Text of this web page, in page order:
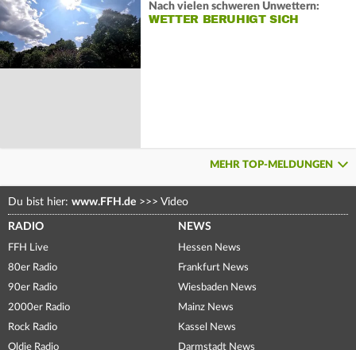
Nach vielen schweren Unwettern:
WETTER BERUHIGT SICH
MEHR TOP-MELDUNGEN
Du bist hier: www.FFH.de >>> Video
RADIO
FFH Live
80er Radio
90er Radio
2000er Radio
Rock Radio
Oldie Radio
NEWS
Hessen News
Frankfurt News
Wiesbaden News
Mainz News
Kassel News
Darmstadt News